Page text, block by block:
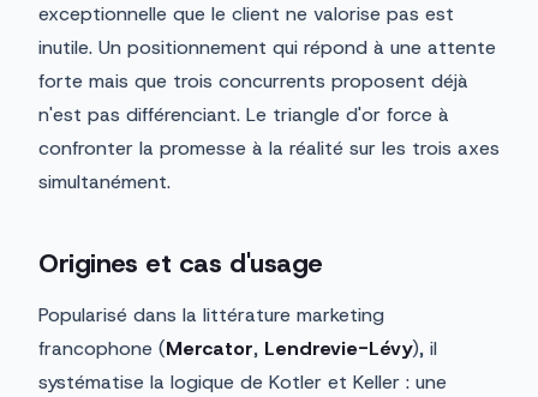
exceptionnelle que le client ne valorise pas est
inutile. Un positionnement qui répond à une attente
forte mais que trois concurrents proposent déjà
n'est pas différenciant. Le triangle d'or force à
confronter la promesse à la réalité sur les trois axes
simultanément.
Origines et cas d'usage
Popularisé dans la littérature marketing
francophone (Mercator, Lendrevie-Lévy), il
systématise la logique de Kotler et Keller : une